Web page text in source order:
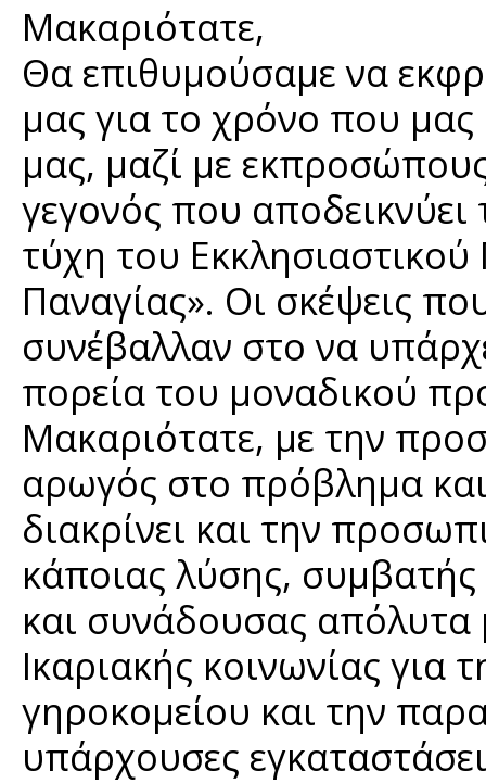
Μακαριότατε,
Θα επιθυμούσαμε να
μας για το χρόνο που
μας, μαζί με
γεγονός που
τύχη του Εκκλησιαστικού
Παναγίας». Οι σκέψεις
συνέβαλλαν στο να
πορεία του μοναδικού
Μακαριότατε, με την
αρωγός στο πρόβλημα
διακρίνει και την
κάποιας λύσης,
και συνάδουσας απόλυτα
Ικαριακής κοινωνίας για
γηροκομείου και την
υπάρχουσες